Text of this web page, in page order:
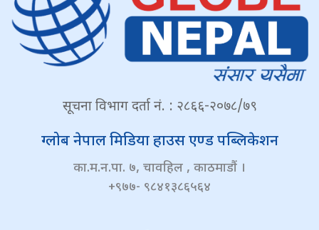
सूचना विभाग दर्ता नं. : २८६६-२०७८/७९
ग्लोब नेपाल मिडिया हाउस एण्ड पब्लिकेशन
का.म.न.पा. ७, चावहिल , काठमाडौं ।
+९७७- ९८४१३८६५६४